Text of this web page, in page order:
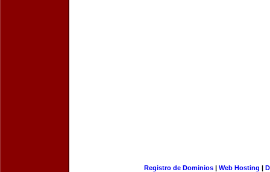
Registro de Dominios| Web Hosting |